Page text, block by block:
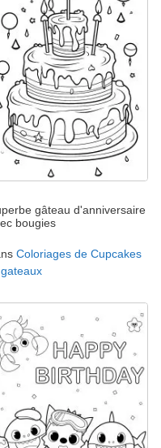
gâteau d'anniversaire
bougies
Coloriages de Cupcakes